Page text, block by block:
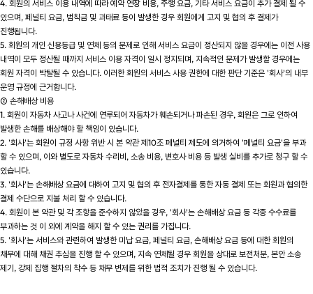
4. 회원의 서비스 이용 내역에 따라 예약 연장 비용, 주행 요금, 기타 서비스 요금이 추가 결제 될 수
있으며, 페널티 요금, 범칙금 및 과태료 등이 발생한 경우 회원에게 고지 및 협의 후 결제가
진행됩니다.
5. 회원의 개인 신용등급 및 연체 등의 문제로 인해 서비스 요금이 정산되지 않을 경우에는 이전 사용
내역이 모두 정산될 때까지 서비스 이용 자격이 일시 정지되며, 지속적인 문제가 발생할 경우에는
회원 자격이 박탈될 수 있습니다. 이러한 회원의 서비스 사용 권한에 대한 판단 기준은 '회사'의 내부
운영 규정에 근거합니다.
② 손해배상 비용
1. 회원이 자동차 사고나 사건에 연루되어 자동차가 훼손되거나 파손된 경우, 회원은 그로 인하여
발생한 손해를 배상해야 할 책임이 있습니다.
2. '회사'는 회원이 규정 사항 위반 시 본 약관 제10조 페널티 제도에 의거하여 '페널티 요금'을 부과
할 수 있으며, 이와 별도로 자동차 수리비, 소송 비용, 변호사 비용 등 발생 실비를 추가로 청구 할 수
있습니다.
3. '회사'는 손해배상 요금에 대하여 고지 및 협의 후 전자결제를 통한 자동 결제 또는 회원과 협의한
결제 수단으로 지불 처리 할 수 있습니다.
4. 회원이 본 약관 및 각 조항을 준수하지 않았을 경우, '회사'는 손해배상 요금 등 각종 수수료를
부과하는 것 이 외에 계약을 해지 할 수 있는 권리를 가집니다.
5. '회사'는 서비스와 관련하여 발생한 미납 요금, 페널티 요금, 손해배상 요금 등에 대한 회원의
채무에 대해 채권 추심을 진행 할 수 있으며, 지속 연체될 경우 회원을 상대로 보전처분, 본안 소송
제기, 강제 집행 절차의 착수 등 채무 변제를 위한 법적 조치가 진행 될 수 있습니다.